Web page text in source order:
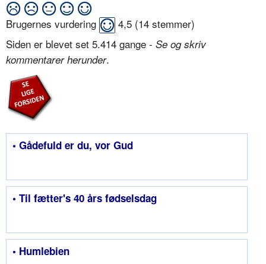
Brugernes vurdering 4,5 (14 stemmer)
Siden er blevet set 5.414 gange - Se og skriv
kommentarer herunder.
• Gådefuld er du, vor Gud
• Til fætter's 40 års fødselsdag
• Humlebien